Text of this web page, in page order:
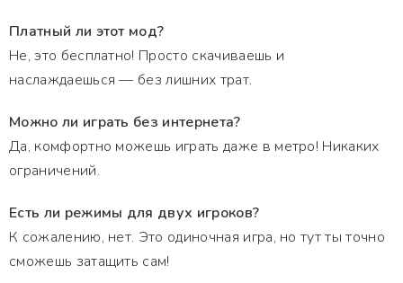
Платный ли этот мод?
Не, это бесплатно! Просто скачиваешь и
наслаждаешься — без лишних трат.
Можно ли играть без интернета?
Да, комфортно можешь играть даже в метро! Никаких
ограничений.
Есть ли режимы для двух игроков?
К сожалению, нет. Это одиночная игра, но тут ты точно
сможешь затащить сам!